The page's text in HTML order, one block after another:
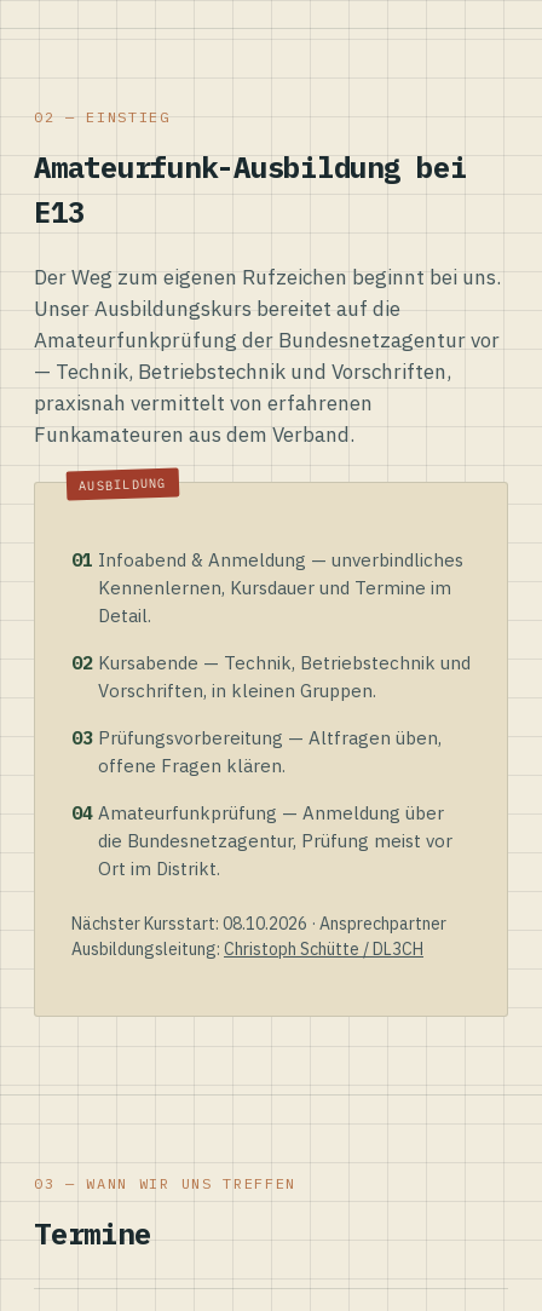
02 — EINSTIEG
Amateurfunk-Ausbildung bei
E13
Der Weg zum eigenen Rufzeichen beginnt bei uns.
Unser Ausbildungskurs bereitet auf die
Amateurfunkprüfung der Bundesnetzagentur vor
— Technik, Betriebstechnik und Vorschriften,
praxisnah vermittelt von erfahrenen
Funkamateuren aus dem Verband.
01 Infoabend & Anmeldung — unverbindliches
Kennenlernen, Kursdauer und Termine im
Detail.
02 Kursabende — Technik, Betriebstechnik und
Vorschriften, in kleinen Gruppen.
03 Prüfungsvorbereitung — Altfragen üben,
offene Fragen klären.
04 Amateurfunkprüfung — Anmeldung über
die Bundesnetzagentur, Prüfung meist vor
Ort im Distrikt.
Nächster Kursstart: 08.10.2026 · Ansprechpartner
Ausbildungsleitung: Christoph Schütte / DL3CH
03 — WANN WIR UNS TREFFEN
Termine